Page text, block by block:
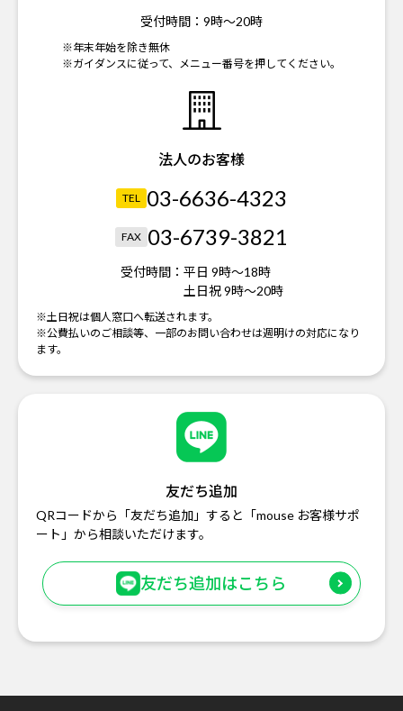
受付時間： 9時～20時
※年末年始を除き無休
※ガイダンスに従って、メニュー番号を押してください。
法人のお客様
TEL 03-6636-4323
FAX 03-6739-3821
受付時間： 平日 9時～18時
土日祝 9時～20時
※土日祝は個人窓口へ転送されます。
※公費払いのご相談等、一部のお問い合わせは週明けの対応になり
ます。
友だち追加
QRコードから「友だち追加」すると「mouse お客様サポ
ート」から相談いただけます。
友だち追加はこちら